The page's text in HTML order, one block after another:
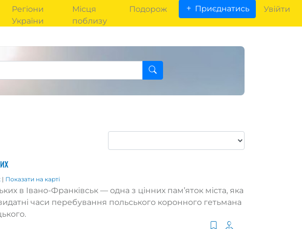
Регіони
України
Місця
поблизу
Подорож Приєднатись Увійти
| Показати на карті
в Івано-Франківськ — одна з цінних пам’яток міста, яка
часи перебування польського коронного гетьмана